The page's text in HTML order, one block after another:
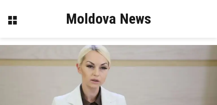
Menu Moldova News